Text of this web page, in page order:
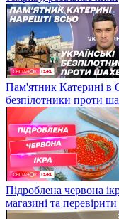
Пам'ятник Катерині в
безпілотники проти
Підроблена червона
магазині та